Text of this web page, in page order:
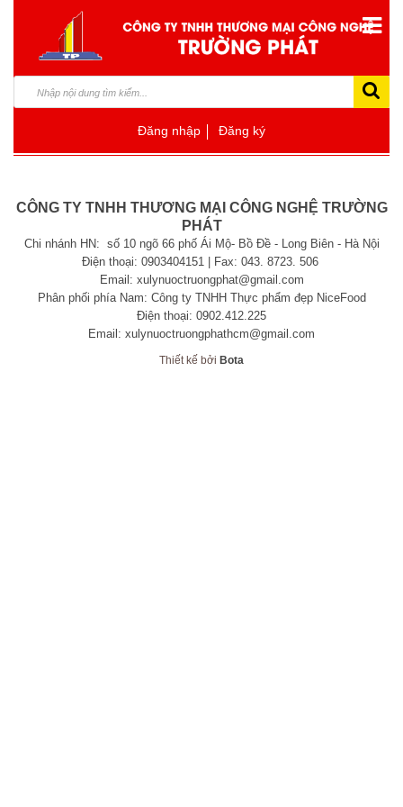
Đăng nhập Đăng ký
CÔNG TY TNHH THƯƠNG MẠI CÔNG NGHỆ TRƯỜNG
PHÁT
Chi nhánh HN: số 10 ngõ 66 phố Ái Mộ- Bồ Đề - Long Biên - Hà Nội
Điện thoại: 0903404151 | Fax: 043. 8723. 506
Email: xulynuoctruongphat@gmail.com
Phân phối phía Nam: Công ty TNHH Thực phẩm đẹp NiceFood
Điện thoại: 0902.412.225
Email: xulynuoctruongphathcm@gmail.com
Thiết kế bởi Bota